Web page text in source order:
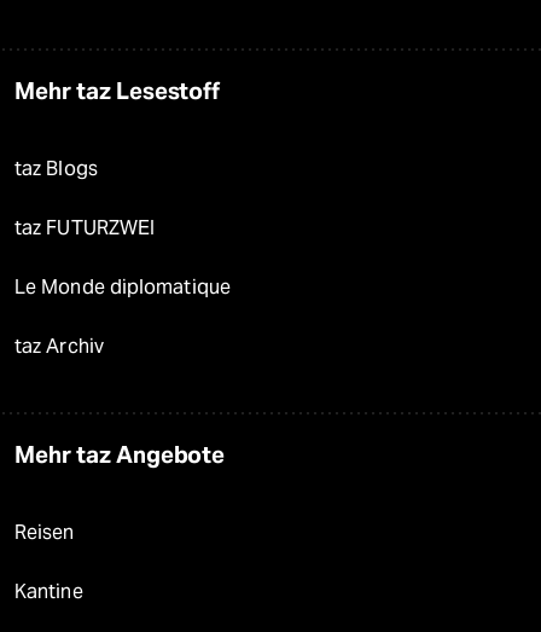
Mehr taz Lesestoff
taz Blogs
taz FUTURZWEI
Le Monde diplomatique
taz Archiv
Mehr taz Angebote
Reisen
Kantine